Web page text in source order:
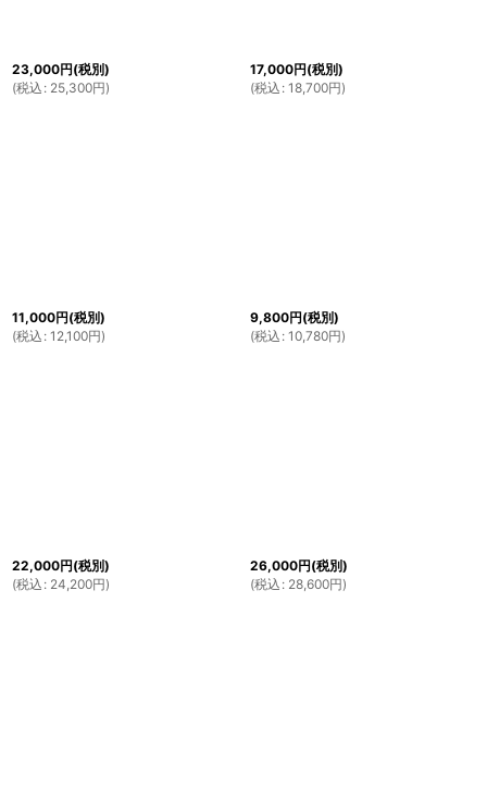
23,000円(税別)
(税込 : 25,300円)
17,000円(税別)
(税込 : 18,700円)
11,000円(税別)
(税込 : 12,100円)
9,800円(税別)
(税込 : 10,780円)
22,000円(税別)
(税込 : 24,200円)
26,000円(税別)
(税込 : 28,600円)